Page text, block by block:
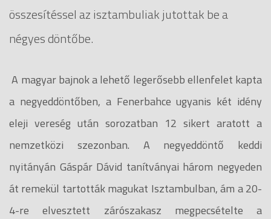
összesítéssel az isztambuliak jutottak be a
négyes döntőbe.
A magyar bajnok a lehető legerősebb ellenfelet kapta
a negyeddöntőben, a Fenerbahce ugyanis két idény
eleji vereség után sorozatban 12 sikert aratott a
nemzetközi szezonban. A negyeddöntő keddi
nyitányán Gáspár Dávid tanítványai három negyeden
át remekül tartották magukat Isztambulban, ám a 20-
4-re elvesztett zárószakasz megpecsételte a